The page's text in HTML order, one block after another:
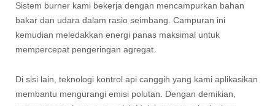
Sistem burner kami bekerja dengan mencampurkan bahan
bakar dan udara dalam rasio seimbang. Campuran ini
kemudian meledakkan energi panas maksimal untuk
mempercepat pengeringan agregat.
Di sisi lain, teknologi kontrol api canggih yang kami aplikasikan
membantu mengurangi emisi polutan. Dengan demikian,